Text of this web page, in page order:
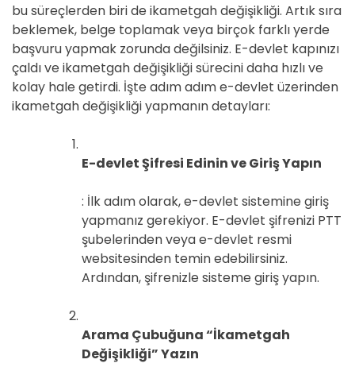
bu süreçlerden biri de ikametgah değişikliği. Artık sıra
beklemek, belge toplamak veya birçok farklı yerde
başvuru yapmak zorunda değilsiniz. E-devlet kapınızı
çaldı ve ikametgah değişikliği sürecini daha hızlı ve
kolay hale getirdi. İşte adım adım e-devlet üzerinden
ikametgah değişikliği yapmanın detayları:
E-devlet Şifresi Edinin ve Giriş Yapın
: İlk adım olarak, e-devlet sistemine giriş
yapmanız gerekiyor. E-devlet şifrenizi PTT
şubelerinden veya e-devlet resmi
websitesinden temin edebilirsiniz.
Ardından, şifrenizle sisteme giriş yapın.
Arama Çubuğuna “İkametgah
Değişikliği” Yazın